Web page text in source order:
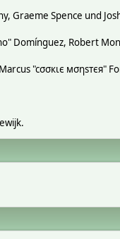
Graeme Spence und
Domínguez, Robert
"cσσкιє мσηѕтєя"